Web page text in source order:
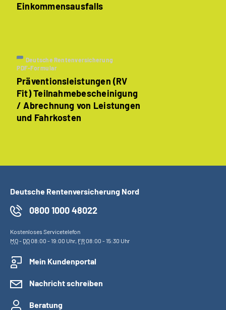
Einkommensausfalls
Deutsche Rentenversicherung
PDF-Formular
Präventionsleistungen (RV
Fit) Teilnahmebescheinigung
/ Abrechnung von Leistungen
und Fahrkosten
Deutsche Rentenversicherung Nord
0800 1000 48022
Kostenloses Servicetelefon
MO- DO08:00 - 19:00 Uhr, FR08:00 - 15:30 Uhr
Mein Kundenportal
Nachricht schreiben
Beratung